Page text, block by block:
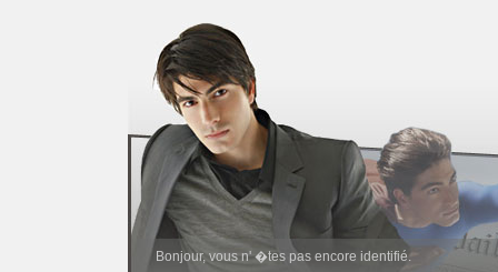
Bonjour, vous n' �tes pas encore identifié.